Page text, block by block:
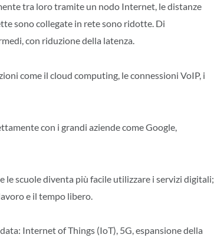
tra loro tramite un nodo Internet, le distanze
sono collegate in rete sono ridotte. Di
con riduzione della latenza.
come il cloud computing, le connessioni VoIP, i
con i grandi aziende come Google,
le scuole diventa più facile utilizzare i servizi digitali;
e il tempo libero.
Internet of Things (IoT), 5G, espansione della